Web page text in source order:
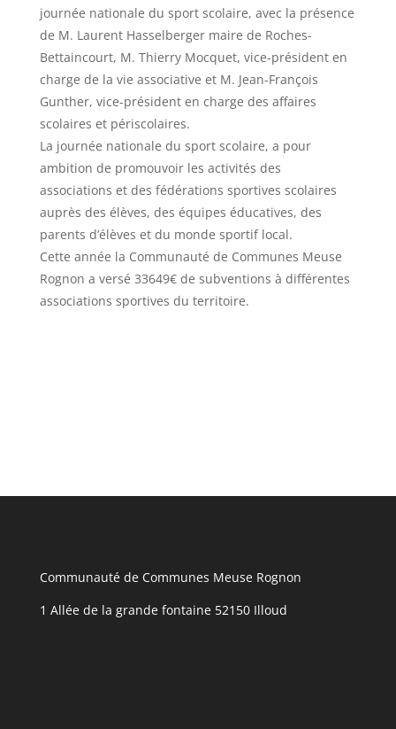
journée nationale du sport scolaire, avec la présence
de M. Laurent Hasselberger maire de Roches-
Bettaincourt, M. Thierry Mocquet, vice-président en
charge de la vie associative et M. Jean-François
Gunther, vice-président en charge des affaires
scolaires et périscolaires.
La journée nationale du sport scolaire, a pour
ambition de promouvoir les activités des
associations et des fédérations sportives scolaires
auprès des élèves, des équipes éducatives, des
parents d’élèves et du monde sportif local.
Cette année la Communauté de Communes Meuse
Rognon a versé 33649€ de subventions à différentes
associations sportives du territoire.
Communauté de Communes Meuse Rognon
1 Allée de la grande fontaine 52150 Illoud